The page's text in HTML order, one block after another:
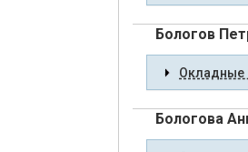
Бологов
Окладные
Бологова